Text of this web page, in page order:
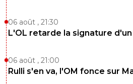
06 août , 21:30
L'OL retarde la signature
06 août , 21:00
Rulli s'en va, l'OM fonce sur